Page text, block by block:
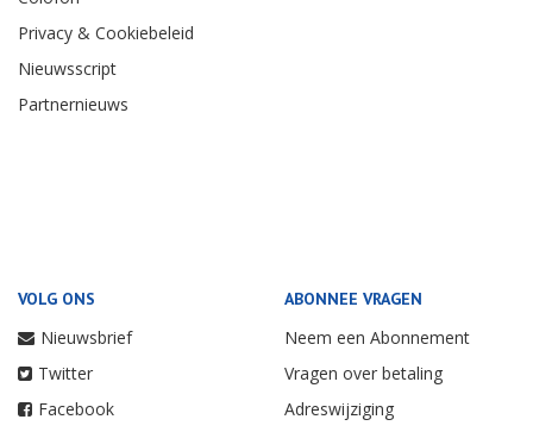
Privacy & Cookiebeleid
Nieuwsscript
Partnernieuws
VOLG ONS
Nieuwsbrief
Twitter
Facebook
ABONNEE VRAGEN
Neem een Abonnement
Vragen over betaling
Adreswijziging